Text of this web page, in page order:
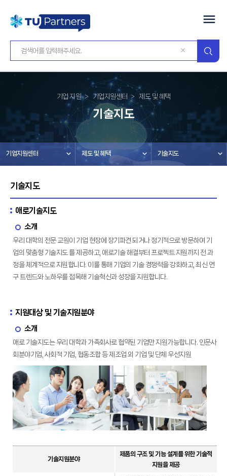
기업 지원 기업지원센터 제도 및 혜택
기술지도
기업지원센터 제도 및 혜택 기술지도
기술지도
애로기술지도
소개
우리 대학의 전문 교원이 기업 현장에 장기파견 되거나 정기적으로 방문하여 기
업의 맞춤형 기술지도 를 제공하고, 애로기술 해결부터 프로젝트 지원까지 전 과
정을 체계적으로 지원합니다. 이를 통해 기업의 기술 경쟁력을 강화하고, 최신 연
구 트렌드와 노하우를 접목해 기술혁신과 성장을 지원합니다.
지원대상 및 기술지원분야
소개
애로 기술지도는 우리 대학과 가족회사로 협약된 기업만 지원가능합니다. 인문사
회분야기업, 사회적 기업, 협동조합 등 제조업 외 기업 및 단체 우선지원
기술지원분야
제품의 구조 및 기능 설계를 위한 기술적
지원을 제공